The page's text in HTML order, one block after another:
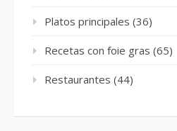
Platos principales (36)
Recetas con foie gras (65)
Restaurantes (44)